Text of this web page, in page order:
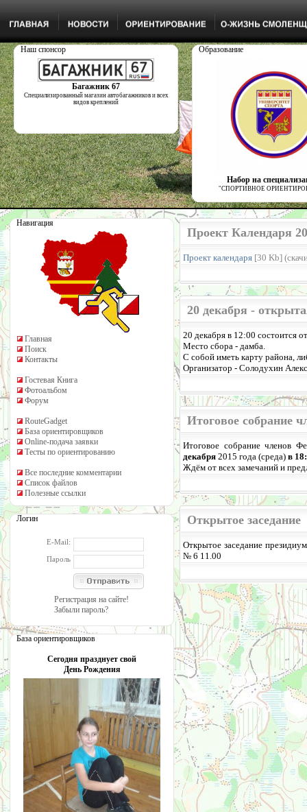
Наш спонсор
Багажник 67
Специализированный магазин автобагажников и всех
видов креплений
Образование
Набор на
"СПОРТИВНОЕ
Навигация
Главная
Поиск
Контакты
Гостевая Книга
Фотоальбом
Форум
RouteGadget
База ориентировщиков
Online-подача заявки
Тесты по ориентированию
Все последние комментарии
Список файлов
Полезные ссылки
Логин
E-Mail:
Пароль
Регистрация на сайте!
Забыли пароль?
База ориентировщиков
Сегодня празднует свой
День Рождения
Проект Календаря
Проект календаря [30 Kb]
20 декабря -
20 декабря в 12:00 состоится
Место сбора - дамба.
С собой иметь карту района,
Организатор - Солодухин
Итоговое собрание
Итоговое собрание членов
декабря 2015 года (среда) в
Ждём от всех замечаний и
Открытое заседание
Открытое заседание
№ 6 11.00